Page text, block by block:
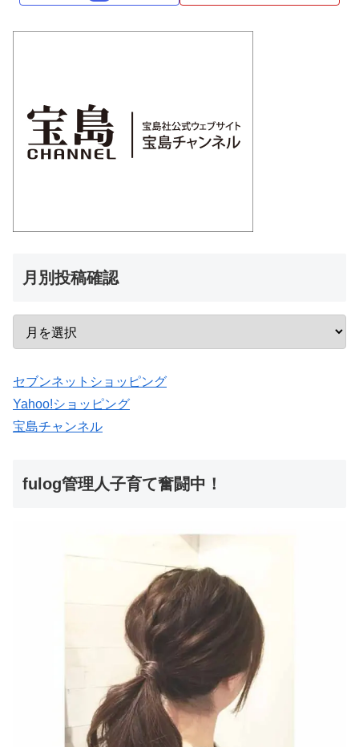
月別投稿確認
セブンネットショッピング
Yahoo!ショッピング
宝島チャンネル
fulog管理人子育て奮闘中！